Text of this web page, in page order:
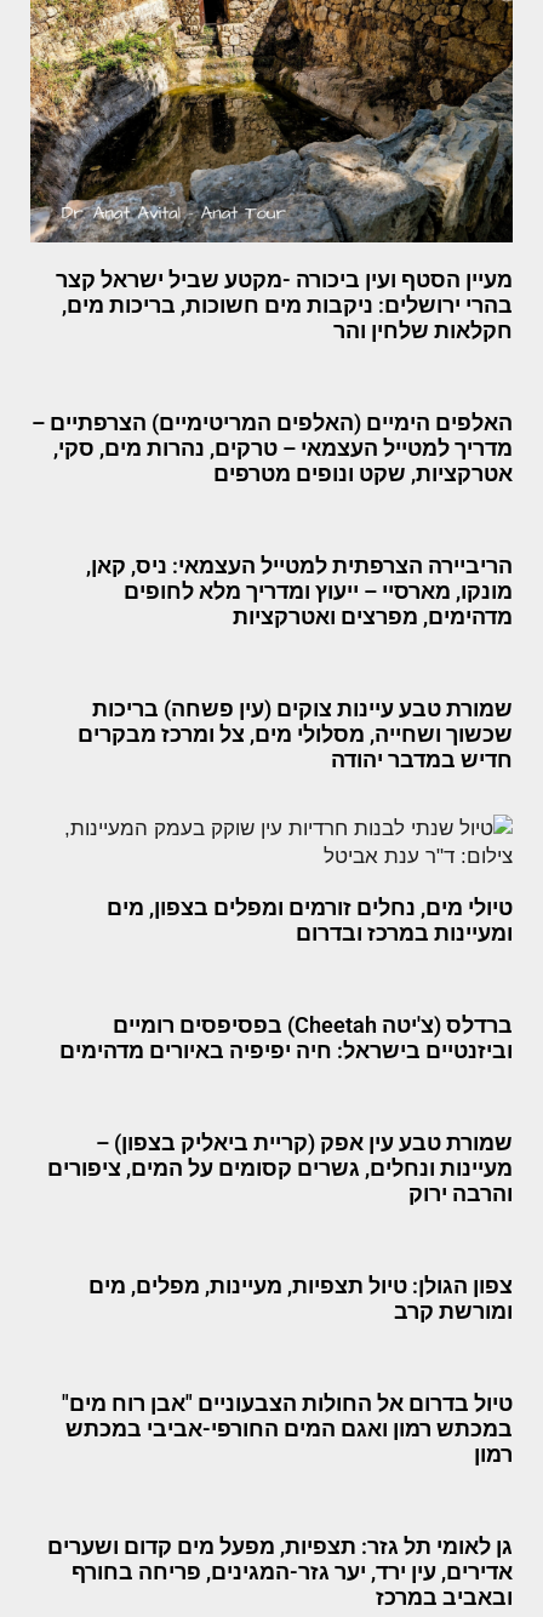
מעיין הסטף ועין ביכורה -מקטע שביל ישראל קצר
בהרי ירושלים: ניקבות מים חשוכות, בריכות מים,
חקלאות שלחין והר
האלפים הימיים (האלפים המריטימיים) הצרפתיים –
מדריך למטייל העצמאי – טרקים, נהרות מים, סקי,
אטרקציות, שקט ונופים מטרפים
הריביירה הצרפתית למטייל העצמאי: ניס, קאן,
מונקו, מארסיי – ייעוץ ומדריך מלא לחופים
מדהימים, מפרצים ואטרקציות
שמורת טבע עיינות צוקים (עין פשחה) בריכות
שכשוך ושחייה, מסלולי מים, צל ומרכז מבקרים
חדיש במדבר יהודה
טיולי מים, נחלים זורמים ומפלים בצפון, מים
ומעיינות במרכז ובדרום
ברדלס (צ'יטה Cheetah) בפסיפסים רומיים
וביזנטיים בישראל: חיה יפיפיה באיורים מדהימים
שמורת טבע עין אפק (קריית ביאליק בצפון) –
מעיינות ונחלים, גשרים קסומים על המים, ציפורים
והרבה ירוק
צפון הגולן: טיול תצפיות, מעיינות, מפלים, מים
ומורשת קרב
טיול בדרום אל החולות הצבעוניים "אבן רוח מים"
במכתש רמון ואגם המים החורפי-אביבי במכתש
רמון
גן לאומי תל גזר: תצפיות, מפעל מים קדום ושערים
אדירים, עין ירד, יער גזר-המגינים, פריחה בחורף
ובאביב במרכז